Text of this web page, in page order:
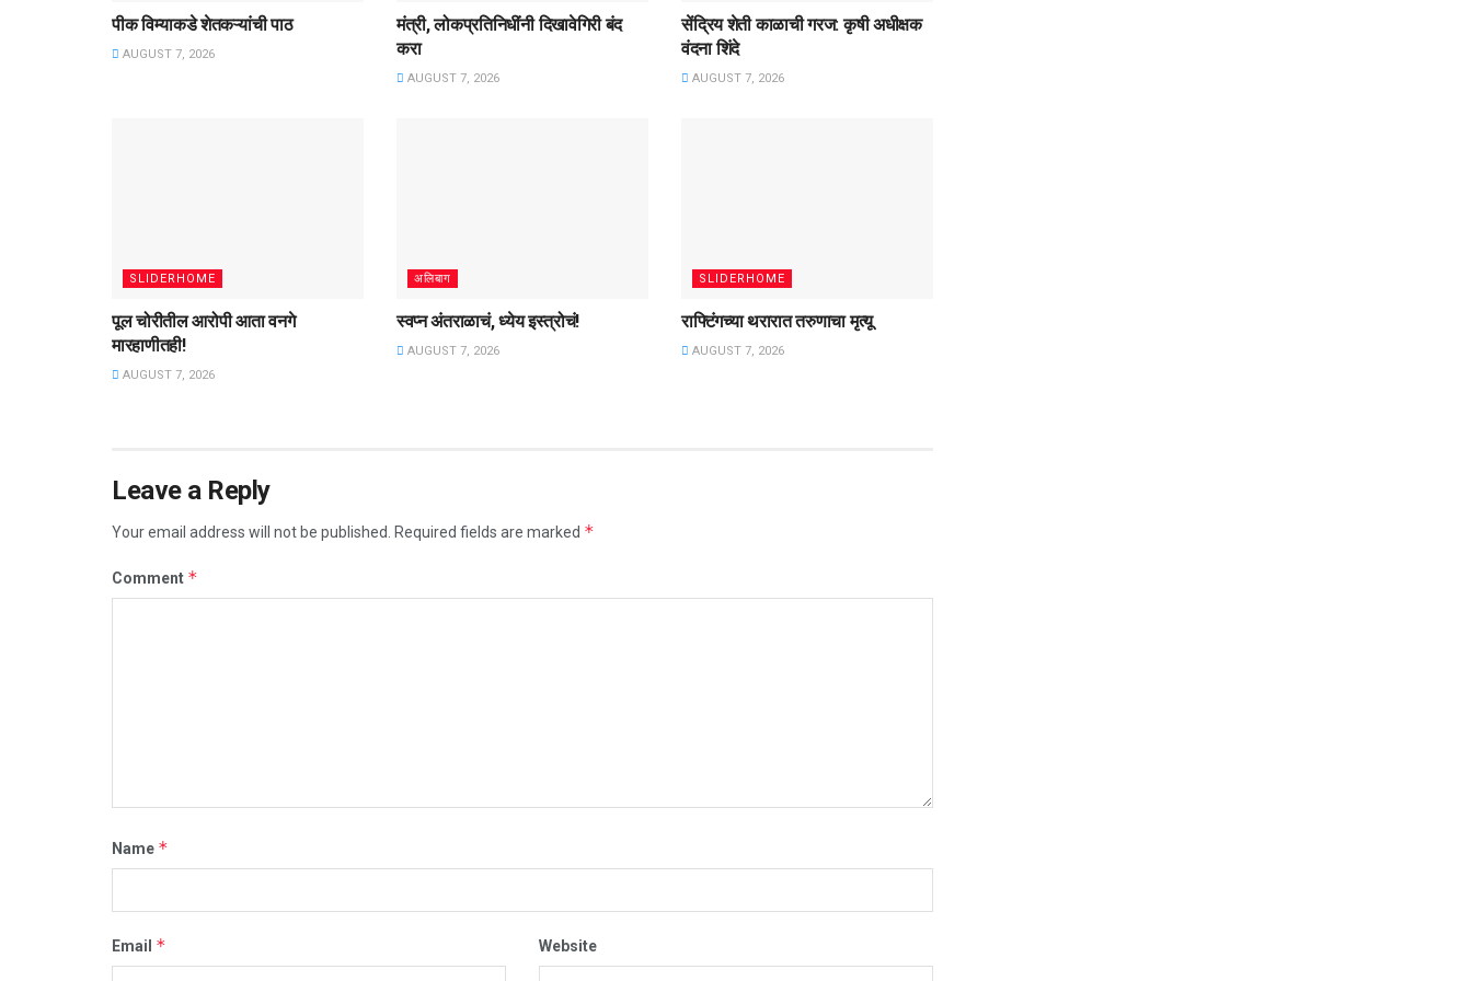
पीक विम्याकडे शेतकऱ्यांची पाठ
AUGUST 7, 2026
मंत्री, लोकप्रतिनिधींनी दिखावेगिरी बंद
करा
AUGUST 7, 2026
सेंद्रिय शेती काळाची गरज: कृषी अधीक्षक
वंदना शिंदे
AUGUST 7, 2026
SLIDERHOME
पूल चोरीतील आरोपी आता वनगे
मारहाणीतही!
AUGUST 7, 2026
अलिबाग
स्वप्न अंतराळाचं, ध्येय इस्त्रोचं!
AUGUST 7, 2026
SLIDERHOME
राफ्टिंगच्या थरारात तरुणाचा मृत्यू
AUGUST 7, 2026
Leave a Reply
Your email address will not be published. Required fields are marked *
Comment *
Name *
Email * Website